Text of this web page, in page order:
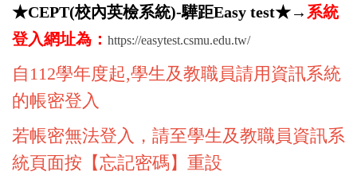
★CEPT(校內英檢系統)-驊距Easy test★→系統
登入網址為： https://easytest.csmu.edu.tw/
自112學年度起,學生及教職員請用資訊系統
的帳密登入
若帳密無法登入，請至學生及教職員資訊系
統頁面按【忘記密碼】重設